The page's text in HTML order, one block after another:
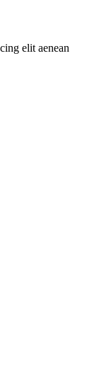
elit aenean